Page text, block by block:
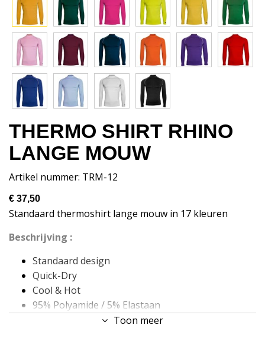
THERMO SHIRT RHINO
LANGE MOUW
Artikel nummer: TRM-12
€ 37,50
Standaard thermoshirt lange mouw in 17 kleuren
Beschrijving :
Standaard design
Quick-Dry
Cool & Hot
95% Polyamide / 5% Elastaan
Maten: 5/6, XSY, SY/MY, LY/XLY, XS, S/M, L/XL, XXL,
Toon meer